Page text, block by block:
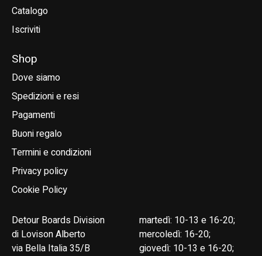
Catalogo
Iscriviti
Shop
Dove siamo
Spedizioni e resi
Pagamenti
Buoni regalo
Termini e condizioni
Privacy policy
Cookie Policy
Detour Boards Division
di Lovison Alberto
via Bella Italia 35/B
martedì: 10-13 e 16-20;
mercoledì: 16-20;
giovedì: 10-13 e 16-20;